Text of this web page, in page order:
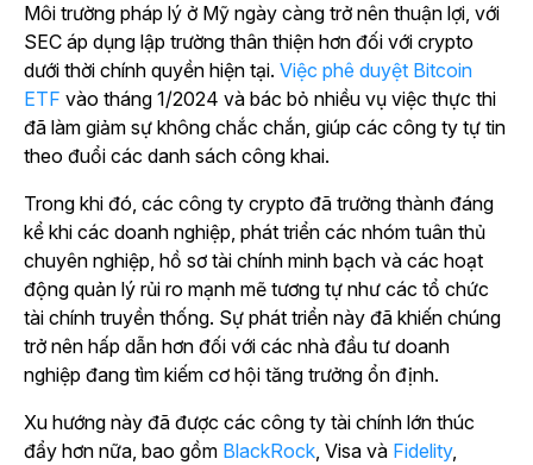
Môi trường pháp lý ở Mỹ ngày càng trở nên thuận lợi, với
SEC áp dụng lập trường thân thiện hơn đối với crypto
dưới thời chính quyền hiện tại. Việc phê duyệt Bitcoin
ETF vào tháng 1/2024 và bác bỏ nhiều vụ việc thực thi
đã làm giảm sự không chắc chắn, giúp các công ty tự tin
theo đuổi các danh sách công khai.
Trong khi đó, các công ty crypto đã trưởng thành đáng
kể khi các doanh nghiệp, phát triển các nhóm tuân thủ
chuyên nghiệp, hồ sơ tài chính minh bạch và các hoạt
động quản lý rủi ro mạnh mẽ tương tự như các tổ chức
tài chính truyền thống. Sự phát triển này đã khiến chúng
trở nên hấp dẫn hơn đối với các nhà đầu tư doanh
nghiệp đang tìm kiếm cơ hội tăng trưởng ổn định.
Xu hướng này đã được các công ty tài chính lớn thúc
đẩy hơn nữa, bao gồm BlackRock, Visa và Fidelity,